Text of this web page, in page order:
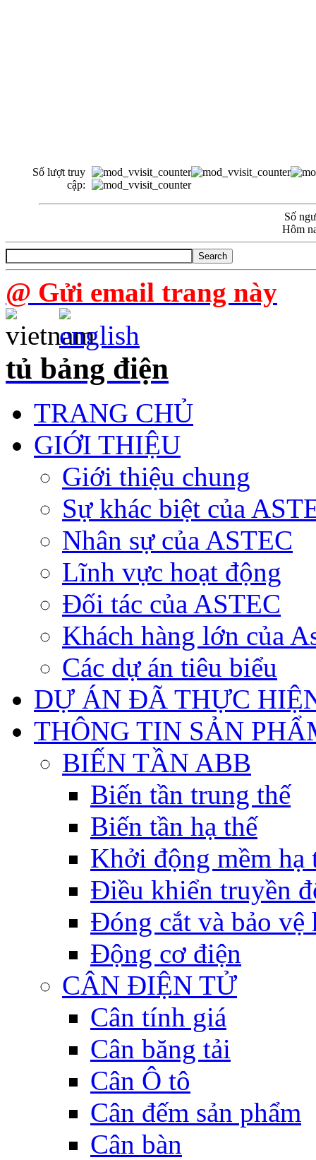
Số lượt truy
cập:
Số
Hôm
@ Gửi email trang này
tủ bảng điện
TRANG CHỦ
GIỚI THIỆU
Giới thiệu chung
Sự khác biệt của
Nhân sự của ASTEC
Lĩnh vực hoạt động
Đối tác của ASTEC
Khách hàng lớn của
Các dự án tiêu biểu
DỰ ÁN ĐÃ THỰC
THÔNG TIN SẢN
BIẾN TẦN ABB
Biến tần trung thế
Biến tần hạ thế
Khởi động mềm hạ
Điều khiển truyền
Đóng cắt và bảo vệ
Động cơ điện
CÂN ĐIỆN TỬ
Cân tính giá
Cân băng tải
Cân Ô tô
Cân đếm sản phẩm
Cân bàn